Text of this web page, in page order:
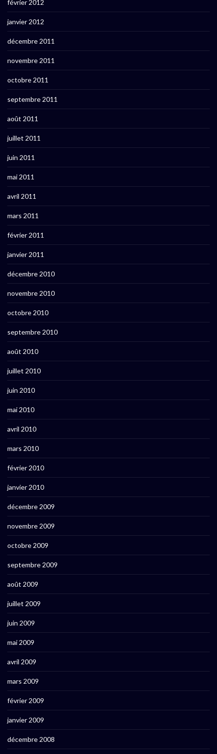
février 2012
janvier 2012
décembre 2011
novembre 2011
octobre 2011
septembre 2011
août 2011
juillet 2011
juin 2011
mai 2011
avril 2011
mars 2011
février 2011
janvier 2011
décembre 2010
novembre 2010
octobre 2010
septembre 2010
août 2010
juillet 2010
juin 2010
mai 2010
avril 2010
mars 2010
février 2010
janvier 2010
décembre 2009
novembre 2009
octobre 2009
septembre 2009
août 2009
juillet 2009
juin 2009
mai 2009
avril 2009
mars 2009
février 2009
janvier 2009
décembre 2008